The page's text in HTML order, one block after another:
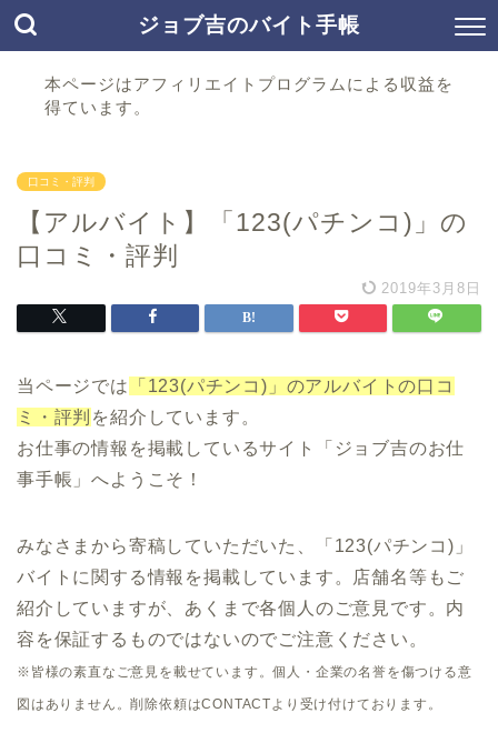
ジョブ吉のバイト手帳
本ページはアフィリエイトプログラムによる収益を
得ています。
口コミ・評判
【アルバイト】「123(パチンコ)」の
口コミ・評判
2019年3月8日
当ページでは
「123(パチンコ)」のアルバイトの口コ
ミ・評判 を紹介しています。
お仕事の情報を掲載しているサイト「ジョブ吉のお仕
事手帳」へようこそ！
みなさまから寄稿していただいた、「123(パチンコ)」
バイトに関する情報を掲載しています。店舗名等もご
紹介していますが、あくまで各個人のご意見です。内
容を保証するものではないのでご注意ください。
※皆様の素直なご意見を載せています。個人・企業の名誉を傷つける意
図はありません。削除依頼はCONTACTより受け付けております。